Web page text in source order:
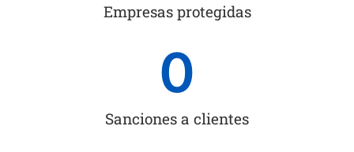
Empresas protegidas
Sanciones a clientes
0